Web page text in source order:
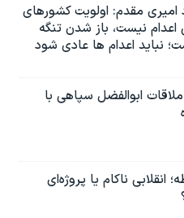
مقدم: اولویت کشورهای
اعدام نیست، باز شدن تنگه
نباید اعدام ها عادی شود
ابوالفضل سپاهی با
انقلابى ناكام یا پروژه‌ای